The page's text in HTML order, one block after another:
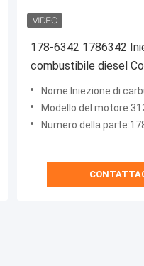
178-6342 1786342
combustibile diesel
con 3126B C3.4B
311F Escavatore
Nome:Iniezione di
Modello del motore:3126B 3.4B IOPU 311F LRR
Numero della